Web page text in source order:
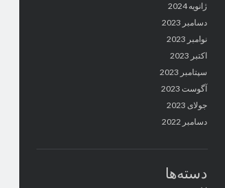
ژانویه 2024
دسامبر 2023
نوامبر 2023
اکتبر 2023
سپتامبر 2023
آگوست 2023
جولای 2023
دسامبر 2022
دسته‌ها